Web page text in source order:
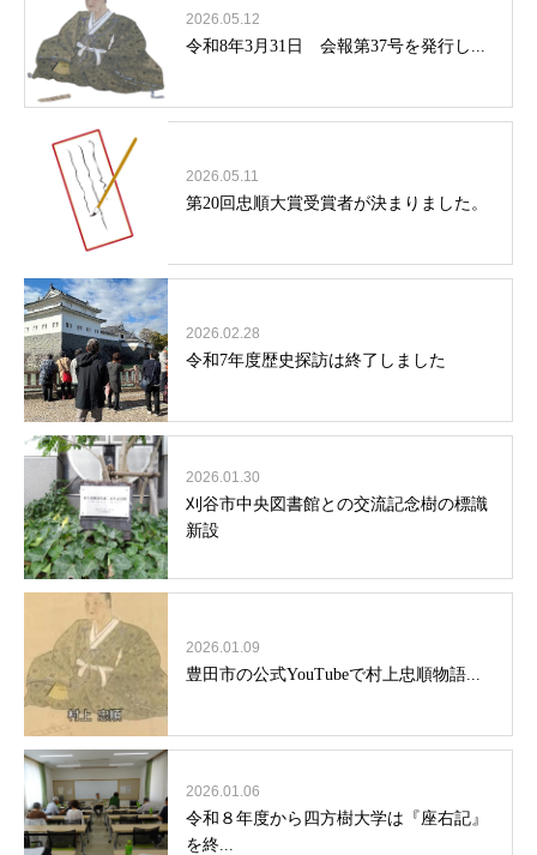
2026.05.12
令和8年3月31日 会報第37号を発行し...
2026.05.11
第20回忠順大賞受賞者が決まりました。
2026.02.28
令和7年度歴史探訪は終了しました
2026.01.30
刈谷市中央図書館との交流記念樹の標識
新設
2026.01.09
豊田市の公式YouTubeで村上忠順物語...
2026.01.06
令和８年度から四方樹大学は『座右記』
を終...